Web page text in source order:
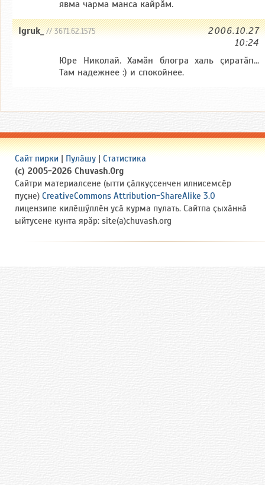
явма чарма манса кайрăм.
Igruk_// 3671.62.1575
2006.10.27
10:24
Юре Николай. Хамăн блогра халь çиратăп...
Там надежнее :) и спокойнее.
Сайт пирки | Пулӑшу | Статистика
(c) 2005-2026 Chuvash.Org
Сайтри материалсене (ытти ҫӑлкуҫсенчен илнисемсӗр
пуҫне) CreativeCommons Attribution-ShareAlike 3.0
лицензипе килӗшӳллӗн усӑ курма пулать. Сайтпа ҫыхӑннӑ
ыйтусене кунта ярӑр: site(a)chuvash.org